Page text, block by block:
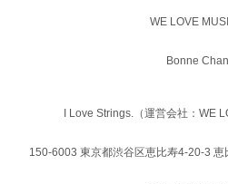
WE LOVE
Bonne
I Love Strings.（運営会社：WE
150-6003 東京都渋谷区恵比寿4-20-3